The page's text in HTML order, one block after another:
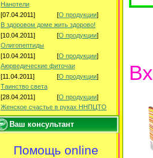
Нанотели
[07.04.2011]
[О продукции]
В здоровом доме жить здорово!
[10.04.2011]
[О продукции]
Олигопептиды
[10.04.2011]
[О продукции]
Аюрведические фиточаи
[11.04.2011]
[О продукции]
Таинство света
[28.04.2011]
[О продукции]
Женское счастье в руках ННПЦТО
Ваш консультант
Помощь online